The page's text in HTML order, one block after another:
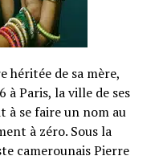
héritée de sa mère,
à Paris, la ville de ses
à se faire un nom au
à zéro. Sous la
camerounais Pierre